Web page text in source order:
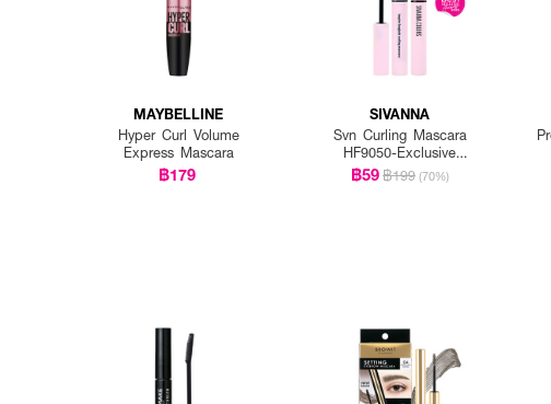
MAYBELLINE
Hyper Curl Volume
Express Mascara
฿179
SIVANNA
Svn Curling Mascara
HF9050-Exclusive
EVEANDBOY
฿59฿199 (70%)